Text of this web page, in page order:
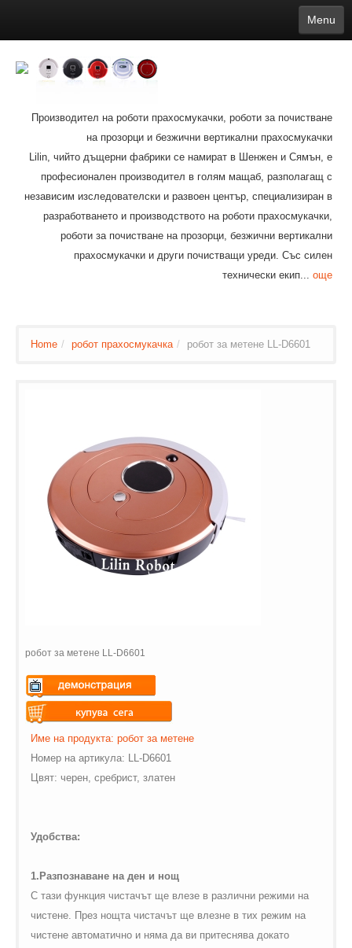
Menu
Deutsch
Português 日本語
Suomi
Hrvatski Română Mongolian bāṅlā Norsk
Türkçe
india Tiếng Việt íslenska Estonia
Bulgarian
Ukrainian Slovenčina
Производител на роботи прахосмукачки, роботи за почистване
на прозорци и безжични вертикални прахосмукачки
Lilin, чийто дъщерни фабрики се намират в Шенжен и Сямън, е
професионален производител в голям мащаб, разполагащ с
независим изследователски и развоен център, специализиран в
разработването и производството на роботи прахосмукачки,
роботи за почистване на прозорци, безжични вертикални
прахосмукачки и други почистващи уреди. Със силен
технически екип... още
Home / робот прахосмукачка / робот за метене LL-D6601
робот за метене LL-D6601
Warning
$vii_demo_video_text in
/web/m.liectroux-
global.com/includes/templates/theme100/templates/
on line
Warning
: Undefined variable
$vii_buy_now_text in
/web/m.liectroux-
Име на продукта: робот за метене
Номер на артикула: LL-D6601
Цвят: черен, сребрист, златен
Удобства:
1.Разпознаване на ден и нощ
С тази функция чистачът ще влезе в различни режими на
чистене. През нощта чистачът ще влезне в тих режим на
чистене автоматично и няма да ви притеснява докато